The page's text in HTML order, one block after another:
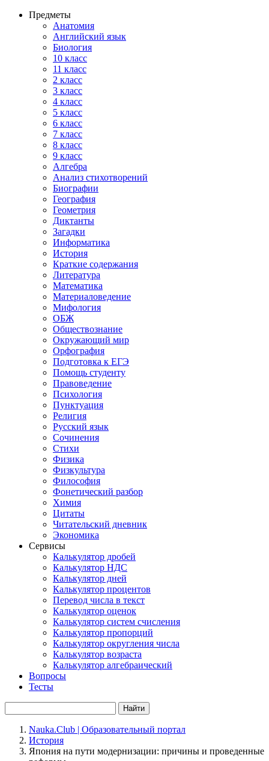
Предметы
Анатомия
Английский язык
Биология
10 класс
11 класс
2 класс
3 класс
4 класс
5 класс
6 класс
7 класс
8 класс
9 класс
Алгебра
Анализ стихотворений
Биографии
География
Геометрия
Диктанты
Загадки
Информатика
История
Краткие содержания
Литература
Математика
Материаловедение
Мифология
ОБЖ
Обществознание
Окружающий мир
Орфография
Подготовка к ЕГЭ
Помощь студенту
Правоведение
Психология
Пунктуация
Религия
Русский язык
Сочинения
Стихи
Физика
Физкультура
Философия
Фонетический разбор
Химия
Цитаты
Читательский дневник
Экономика
Сервисы
Калькулятор дробей
Калькулятор НДС
Калькулятор дней
Калькулятор процентов
Перевод числа в текст
Калькулятор оценок
Калькулятор систем счисления
Калькулятор пропорций
Калькулятор округления числа
Калькулятор возраста
Калькулятор алгебраический
Вопросы
Тесты
Найти
Nauka.Club | Образовательный портал
История
Япония на пути модернизации: причины и проведенные